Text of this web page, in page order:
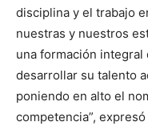
disciplina y el trabajo
nuestras y nuestros
una formación
desarrollar su talento
poniendo en alto el
competencia”,